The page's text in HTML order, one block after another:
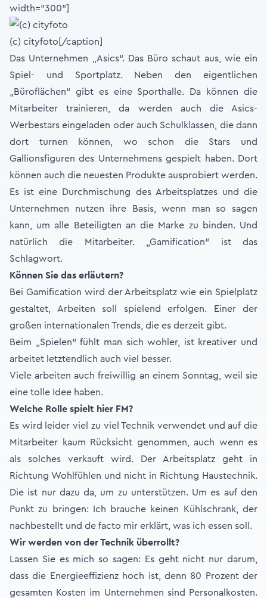
width="300"]
(c) cityfoto[/caption]
Das Unternehmen „Asics“. Das Büro schaut aus, wie ein
Spiel- und Sportplatz. Neben den eigentlichen
„Büroflächen“ gibt es eine Sporthalle. Da können die
Mitarbeiter trainieren, da werden auch die Asics-
Werbestars eingeladen oder auch Schulklassen, die dann
dort turnen können, wo schon die Stars und
Gallionsfiguren des Unternehmens gespielt haben. Dort
können auch die neuesten Produkte ausprobiert werden.
Es ist eine Durchmischung des Arbeitsplatzes und die
Unternehmen nutzen ihre Basis, wenn man so sagen
kann, um alle Beteiligten an die Marke zu binden. Und
natürlich die Mitarbeiter. „Gamification“ ist das
Schlagwort.
Können Sie das erläutern?
Bei Gamification wird der Arbeitsplatz wie ein Spielplatz
gestaltet, Arbeiten soll spielend erfolgen. Einer der
großen internationalen Trends, die es derzeit gibt.
Beim „Spielen“ fühlt man sich wohler, ist kreativer und
arbeitet letztendlich auch viel besser.
Viele arbeiten auch freiwillig an einem Sonntag, weil sie
eine tolle Idee haben.
Welche Rolle spielt hier FM?
Es wird leider viel zu viel Technik verwendet und auf die
Mitarbeiter kaum Rücksicht genommen, auch wenn es
als solches verkauft wird. Der Arbeitsplatz geht in
Richtung Wohlfühlen und nicht in Richtung Haustechnik.
Die ist nur dazu da, um zu unterstützen. Um es auf den
Punkt zu bringen: Ich brauche keinen Kühlschrank, der
nachbestellt und de facto mir erklärt, was ich essen soll.
Wir werden von der Technik überrollt?
Lassen Sie es mich so sagen: Es geht nicht nur darum,
dass die Energieeffizienz hoch ist, denn 80 Prozent der
gesamten Kosten im Unternehmen sind Personalkosten.